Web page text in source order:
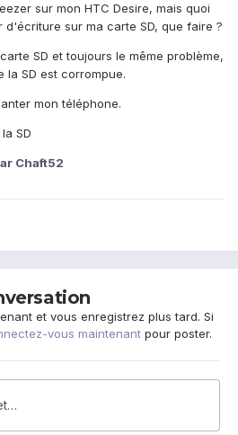
sur mon HTC Desire, mais quoi
sur ma carte SD, que faire ?
SD et toujours le même problème,
la SD est corrompue.
mon téléphone.
SD
Chaft52
et vous enregistrez plus tard. Si
vous maintenant pour poster.